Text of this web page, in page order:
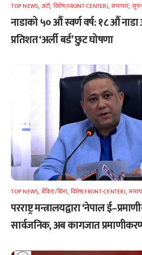
TOP NEWS, अटाे, विशेष(FRONT-CENTER),समाचार,
नाडाको ५० औँ स्वर्ण वर्ष: १८ औँ
प्रतिशत ‘अर्ली बर्ड’ छुट घोषणा
TOP NEWS, बैंकिङ/बिमा, विशेष(FRONT-CENTER),
परराष्ट्र मन्त्रालयद्वारा ‘नेपाल
सार्वजनिक, अब कागजात